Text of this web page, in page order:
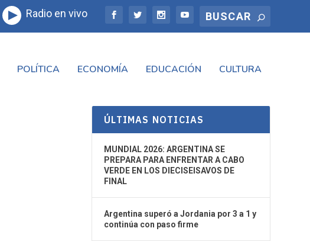
Radio en vivo
POLÍTICA ECONOMÍA EDUCACIÓN CULTURA
ÚLTIMAS NOTICIAS
MUNDIAL 2026: ARGENTINA SE
PREPARA PARA ENFRENTAR A CABO
VERDE EN LOS DIECISEISAVOS DE
FINAL
Argentina superó a Jordania por 3 a 1 y
continúa con paso firme